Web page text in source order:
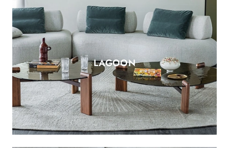
LAGOON